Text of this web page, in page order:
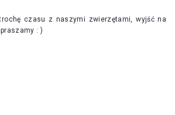
czasu z naszymi zwierzętami, wyjść na
: )